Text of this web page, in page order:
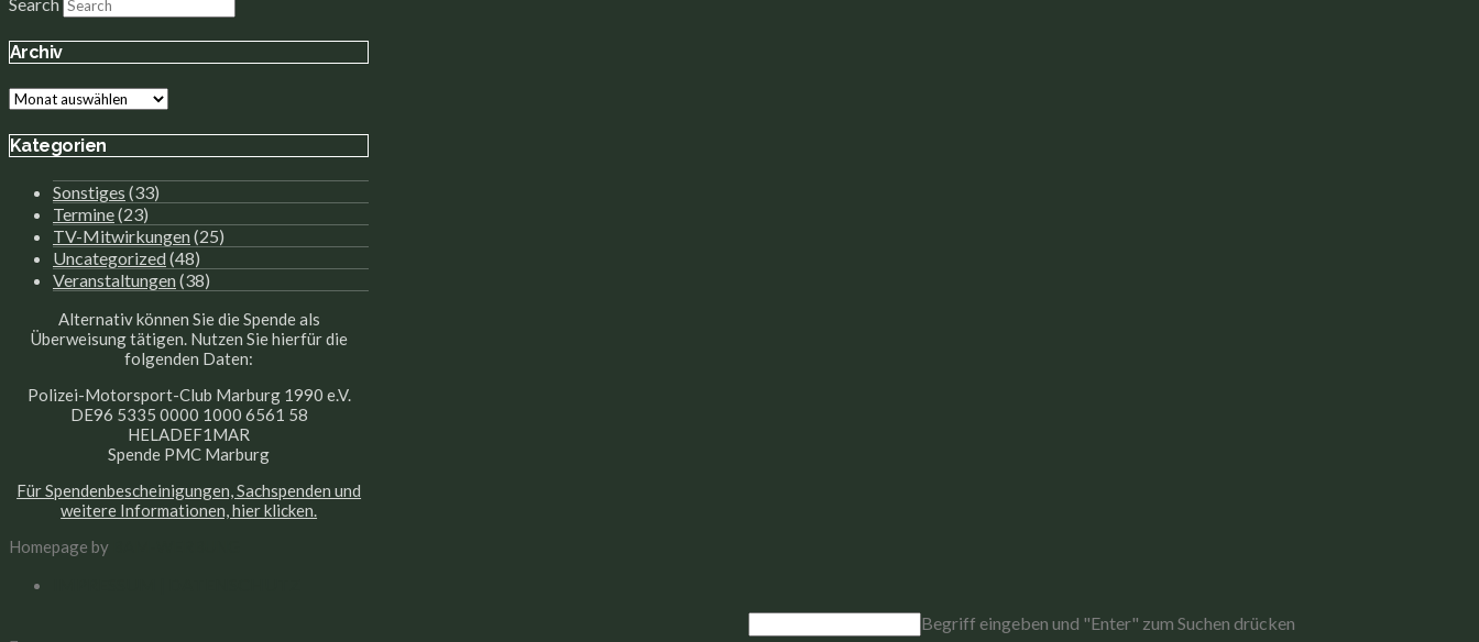
Archiv
Archiv
Kategorien
Sonstiges (33)
Termine(23)
TV-Mitwirkungen(25)
Uncategorized(48)
Veranstaltungen(38)
Alternativ können Sie die Spende als
Überweisung tätigen. Nutzen Sie hierfür die
folgenden Daten:
Polizei-Motorsport-Club Marburg 1990 e.V.
DE96 5335 0000 1000 6561 58
HELADEF1MAR
Spende PMC Marburg
Für Spendenbescheinigungen, Sachspenden und
weitere Informationen, hier klicken.
Homepage by